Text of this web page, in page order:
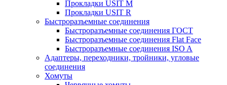
Прокладки USIT M
Прокладки USIT R
Быстроразъемные соединения
Быстроразъемные соединения ГОСТ
Быстроразъемные соединения Flat Face
Быстроразъемные соединения ISO A
Адаптеры, переходники, тройники, угловые
соединения
Хомуты